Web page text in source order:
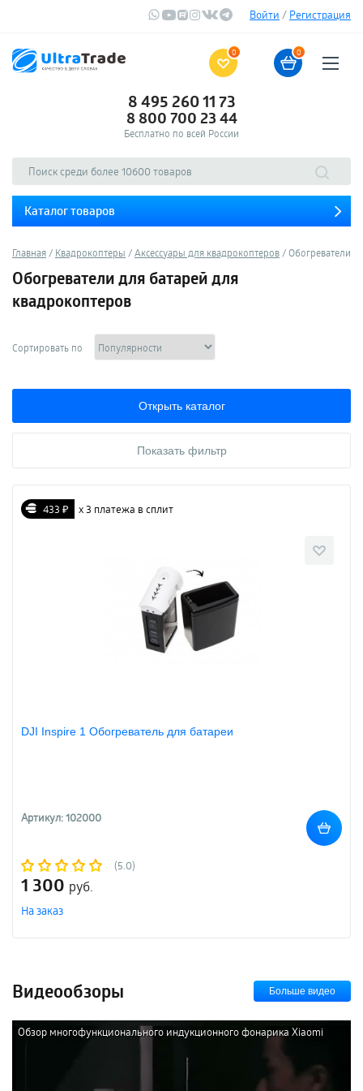
Войти / Регистрация
0 0
8 495 260 11 73
8 800 700 23 44
Бесплатно по всей России
Каталог товаров
Главная Квадрокоптеры Аксессуары для квадрокоптеров Обогреватели
Обогреватели для батарей для
квадрокоптеров
Сортировать по
Открыть каталог
Показать фильтр
433 ₽ х 3 платежа в сплит
DJI Inspire 1 Обогреватель для батареи
Артикул: 102000
(5.0)
1 300 руб.
На заказ
Видеообзоры Больше видео
Обзор многофункционального индукционного фонарика Xiaomi